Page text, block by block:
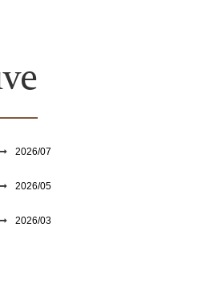
2026/07
2026/05
2026/03